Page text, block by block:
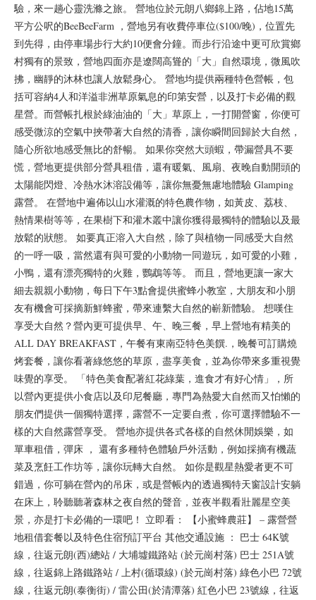
驗，來一趟心靈洗滌之旅。 營地位於元朗八鄉錦上路，佔地15萬
平方公呎的BeeBeeFarm ，營地另有收費停車位($100/晚)，位置先
到先得，由停車場步行大約10便會分鐘。而步行沿途中更可欣賞鄉
村獨有的景致，營地四面亦是遼闊高聳的「大」自然環境，微風吹
拂，幽靜的沐林也讓人放鬆身心。 營地均提供兩種特色營帳，包
括可容納4人和洋溢非洲草原氣息的印第安營，以及打卡必備的觀
星營。而營帳扎根於綠油油的「大」草原上，一打開營窗，你便可
感受微涼的空氣中挾帶著大自然的清香，讓你瞬間回歸於大自然，
隨心所欲地感受無比的舒暢。 如果你突然大頭蝦，帶漏營具不要
慌，營地更提供部分營具租借，還有暖氣、風扇、夜晚自動開頭的
太陽能閃燈、冷熱水沐溶設備等，讓你無憂無慮地體驗 Glamping
露營。 在營地中遍佈以山水灌溉的特色農作物，如黃皮、荔枝、
熱情果樹等等，在果樹下和灌木叢中讓你獲得最獨特的體驗以及最
放鬆的狀態。 如要真正溶入大自然，除了與植物一同感受大自然
的一呼一吸，當然還有與可愛的小動物一同遊玩，如可愛的小雞，
小鴨，還有漂亮獨特的火雞，鸚鵡等等。 而且，營地更讓一家大
細去親親小動物，每日下午3點會提供蜜蜂小教室，大朋友和小朋
友有機會可採摘新鮮蜂蜜，帶來連繫大自然的嶄新體驗。 想嘆住
享受大自然？營內更可提供早、午、晚三餐，早上營地有精美的
ALL DAY BREAKFAST，午餐有東南亞特色美饌.，晚餐可訂購燒
烤套餐，讓你看著綠悠悠的草原，盡享美食，並為你帶來多重視覺
味覺的享受。 「特色美食配著紅花綠葉，進食才有好心情」，所
以營內更提供小食店以及印尼餐廳，專門為熱愛大自然而又怕懶的
朋友們提供一個獨特選擇，露營不一定要自煮，你可選擇體驗不一
樣的大自然露營享受。 營地亦提供各式各樣的自然休閒娛樂，如
單車租借，彈床 ， 還有多種特色體驗戶外活動，例如採摘有機蔬
菜及烹飪工作坊等，讓你玩轉大自然。 如你是觀星熱愛者更不可
錯過，你可躺在營內的吊床，或是營帳內的透過獨特天窗設計安躺
在床上，聆聽聽著森林之夜自然的聲音，並夜半觀看壯麗星空美
景，亦是打卡必備的一環吧！ 立即看： 【小蜜蜂農莊】 – 露營營
地租借套餐以及特色住宿預訂平台 其他交通設施 ： 巴士 64K號
線，往返元朗(西)總站 / 大埔墟鐵路站 (於元崗村落) 巴士 251A號
線，往返錦上路鐵路站 / 上村(循環線) (於元崗村落) 綠色小巴 72號
線，往返元朗(泰衡街) / 雷公田(於清潭落) 紅色小巴 23號線，往返